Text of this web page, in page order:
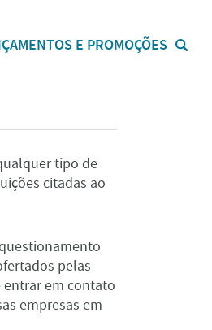
E PROMOÇÕES
tipo de
citadas ao
pelas
entrar em contato
empresas em